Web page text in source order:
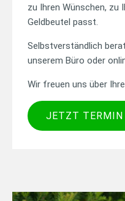
zu Ihren Wünschen, zu
Geldbeutel passt.
Selbstverständlich
unserem Büro oder
Wir freuen uns über
JETZT TERMIN